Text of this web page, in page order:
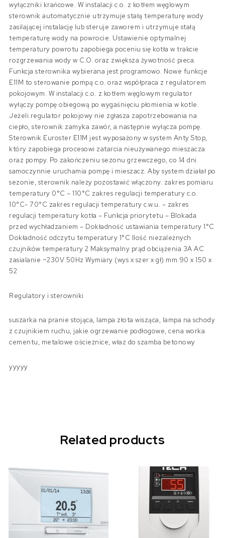
wyłączniki krańcowe. W instalacji c.o. z kotłem węglowym
sterownik automatycznie utrzymuje stałą temperaturę wody
zasilającej instalację lub steruje zaworem i utrzymuje stałą
temperaturę wody na powrocie. Ustawienie optymalnej
temperatury powrotu zapobiega poceniu się kotła w trakcie
rozgrzewania wody w C.O. oraz zwiększa żywotność pieca.
Funkcja sterownika wybierana jest programowo. Nowe funkcje
E11M to sterowanie pompą c.o. oraz współpraca z regulatorem
pokojowym. W instalacji c.o. z kotłem węglowym regulator
wyłączy pompę obiegową po wygaśnięciu płomienia w kotle.
Jeżeli regulator pokojowy nie zgłasza zapotrzebowania na
ciepło, sterownik zamyka zawór, a następnie wyłącza pompę.
Sterownik Euroster E11M jest wyposażony w system Anty Stop,
który zapobiega procesowi zatarcia nieużywanego mieszacza
oraz pompy. Po zakończeniu sezonu grzewczego, co 14 dni
samoczynnie uruchamia pompę i mieszacz. Aby system działał po
sezonie, sterownik należy pozostawić włączony. zakres pomiaru
temperatury 0°C – 110°C zakres regulacji temperatury c.o.
10°C- 70°C zakres regulacji temperatury c.w.u. – zakres
regulacji temperatury kotła – Funkcja priorytetu – Blokada
przed wychładzaniem – Dokładność ustawiania temperatury 1°C
Dokładność odczytu temperatury 1°C Ilość niezależnych
czujników temperatury 2 Maksymalny prąd obciążenia 3A AC
zasialanie ~230V 50Hz Wymiary (wys x szer x gł) mm 90 x 150 x
52
Regulatory i sterowniki
suszarka na pranie stojąca, lampa złota wisząca, lampa na schody
z czujnikiem ruchu, jakie ogrzewanie podłogowe, cena worka
cementu, metalowe ościeżnice, właz do szamba betonowy
yyyyy
Related products